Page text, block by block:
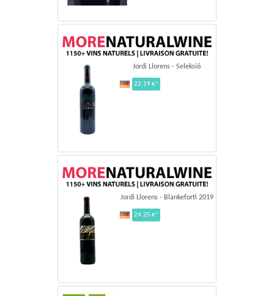
Jordi Llorens - Seleksió
22.19 €*
Jordi Llorens - Blankeforti 2019
24.25 €*